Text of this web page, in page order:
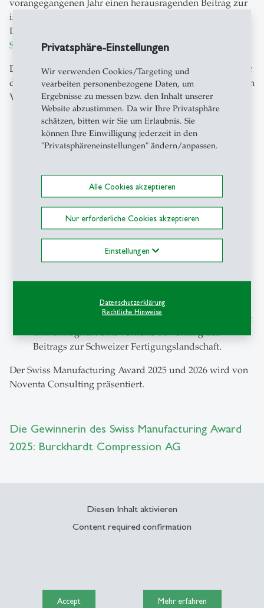
Privatsphäre-Einstellungen
Wir verwenden Cookies/Targeting und
vearbeiten personenbezogene Daten, um
Ergebnisse zu messen bzw. den Inhalt unserer
Website abzustimmen. Da wir Ihre Privatsphäre
schätzen, bitten wir Sie um Erlaubnis. Sie
können Ihre Einwilligung jederzeit in den
"Privatsphäreneinstellungen" ändern/anpassen.
Alle Cookies akzeptieren
Nur erforderliche Cookies akzeptieren
Einstellungen
Datenschutzerklärung
Rechtliche Hinweise
vorangegangenen Jahr einen herausragenden Beitrag zur
industriellen Wertschöpfung in der Schweiz geleistet hat.
Die Preisverleihung findet im Rahmen der jährlichen
St.Galler Produktionsmanagement-Tagung
Die Swiss Manufacturing Survey bildet die Grundlage für
die Auswahl des Award‑Gewinners in einem zweistufigen
Verfahren.
Zunächst erfolgt einequantitative Vorauswahl
Basis der Selbsteinschätzung der Unternehmen in
der Umfrage berechnen wir deren Beitrag zur
produktionstechnische und marktbezogene
Leistungsindikatoren sowie Angaben zu
Investitionen in Produktionskapazitäten und
Technologien in der Schweiz stehen dabei im
Anschließend folgt einequalitative Endauswahl
Anhand von Interviews und Fallstudien mit den
des Swiss Manufacturing Award. Dieser zweite
Schritt dient der Validierung der Selbsteinschätzung
und ermöglicht eine vertiefte Bewertung des
Beitrags zur Schweizer Fertigungslandschaft.
Der Swiss Manufacturing Award 2025 und 2026 wird von
Noventa Consulting präsentiert.
Die Gewinnerin des Swiss Manufacturing Award
2025: Burckhardt Compression AG
Diesen Inhalt aktivieren
Content required confirmation
Accept Mehr erfahren